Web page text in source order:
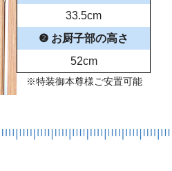
33.5cm
❷ お厨子部の高さ
52cm
※特装御本尊様ご安置可能